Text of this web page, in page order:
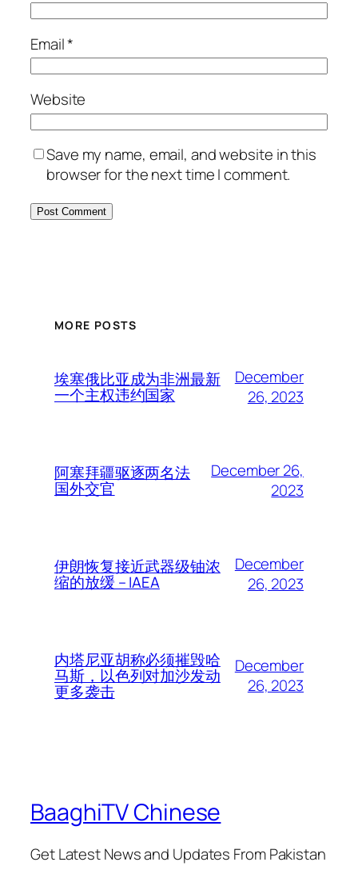
Email*
Website
Save my name, email, and website in this
browser for the next time I comment.
MORE POSTS
埃塞俄比亚成为非洲最新
一个主权违约国家
December
26, 2023
阿塞拜疆驱逐两名法
国外交官
December 26,
2023
伊朗恢复接近武器级铀浓
缩的放缓 – IAEA
December
26, 2023
内塔尼亚胡称必须摧毁哈
马斯，以色列对加沙发动
更多袭击
December
26, 2023
BaaghiTV Chinese
Get Latest News and Updates From Pakistan